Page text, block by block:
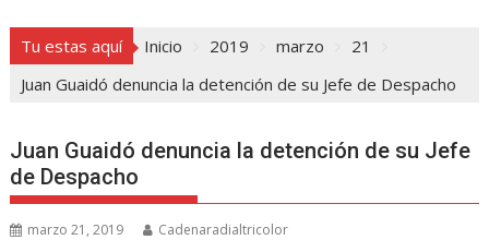
Tu estas aquí Inicio 2019 marzo
21
Juan Guaidó denuncia la detención de su Jefe de Despacho
Juan Guaidó denuncia la detención de su Jefe
de Despacho
marzo 21, 2019 Cadenaradialtricolor